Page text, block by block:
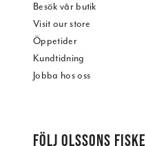
Besök vår butik
Visit our store
Öppetider
Kundtidning
Jobba hos oss
FÖLJ OLSSONS FISKE